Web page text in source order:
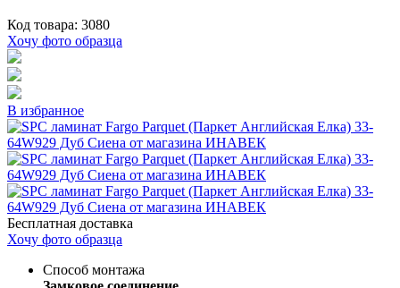
Код товара: 3080
Хочу фото образца
В избранное
Бесплатная доставка
Хочу фото образца
Способ монтажа